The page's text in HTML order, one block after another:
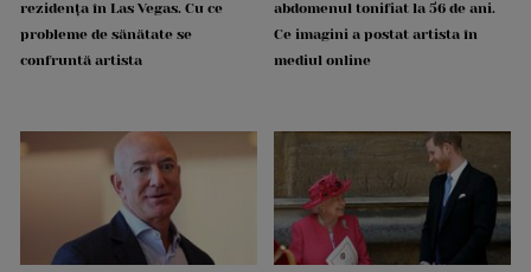
rezidența în Las Vegas. Cu ce
probleme de sănătate se
confruntă artista
abdomenul tonifiat la 56 de ani.
Ce imagini a postat artista în
mediul online